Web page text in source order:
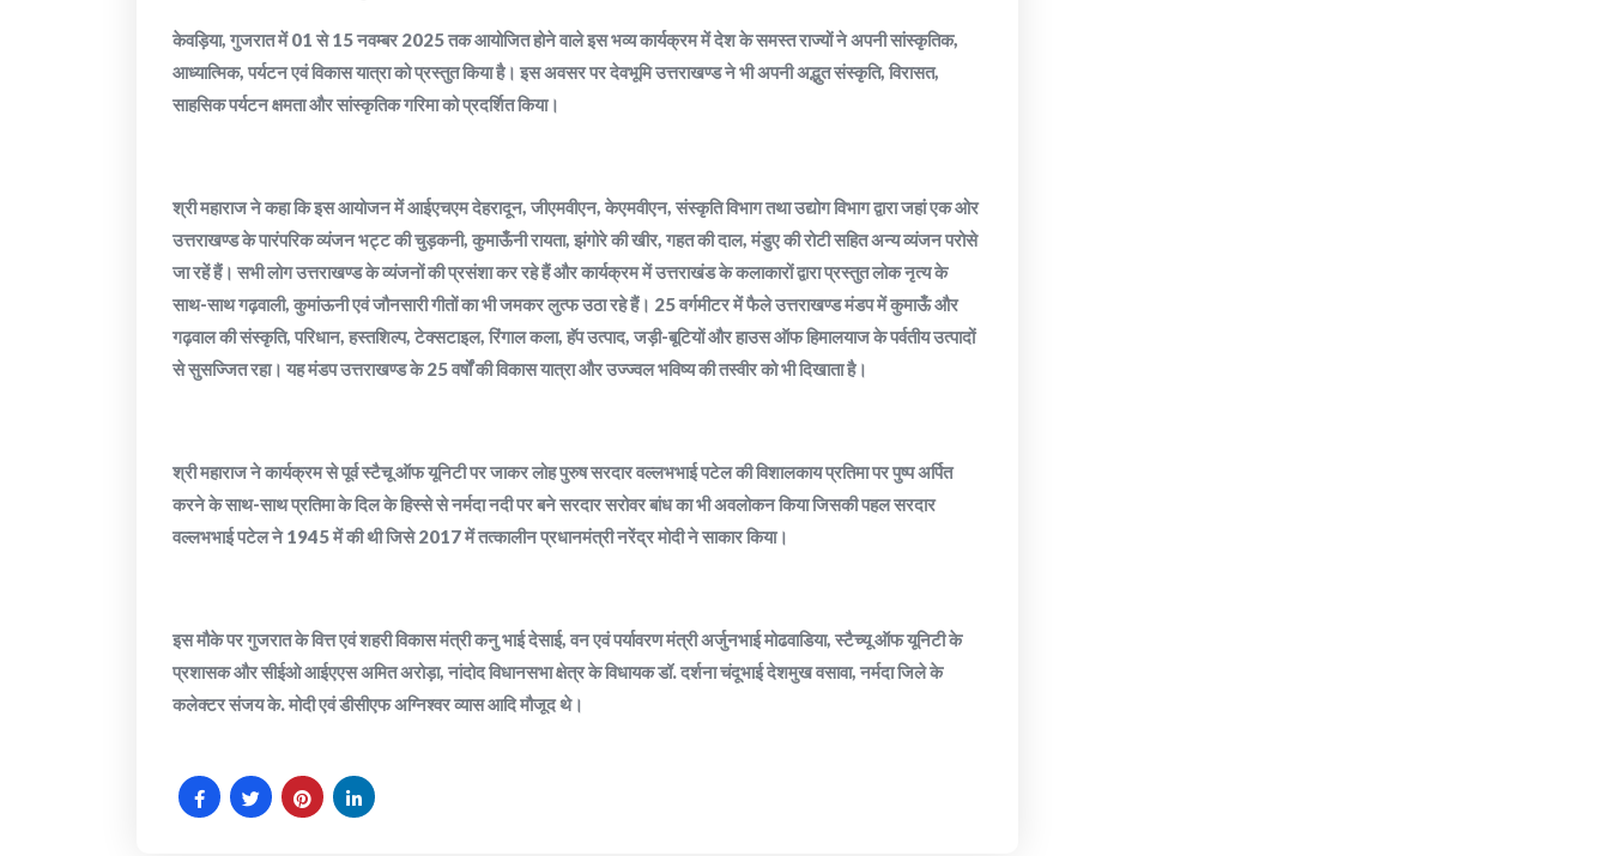
केवड़िया, गुजरात में 01 से 15 नवम्बर 2025 तक आयोजित होने वाले इस भव्य कार्यक्रम में देश के समस्त राज्यों ने अपनी सांस्कृतिक,
आध्यात्मिक, पर्यटन एवं विकास यात्रा को प्रस्तुत किया है। इस अवसर पर देवभूमि उत्तराखण्ड ने भी अपनी अद्भुत संस्कृति, विरासत,
साहसिक पर्यटन क्षमता और सांस्कृतिक गरिमा को प्रदर्शित किया।
श्री महाराज ने कहा कि इस आयोजन में आईएचएम देहरादून, जीएमवीएन, केएमवीएन, संस्कृति विभाग तथा उद्योग विभाग द्वारा जहां एक ओर
उत्तराखण्ड के पारंपरिक व्यंजन भट्ट की चुड़कनी, कुमाऊँनी रायता, झंगोरे की खीर, गहत की दाल, मंडुए की रोटी सहित अन्य व्यंजन परोसे
जा रहें हैं। सभी लोग उत्तराखण्ड के व्यंजनों की प्रसंशा कर रहे हैं और कार्यक्रम में उत्तराखंड के कलाकारों द्वारा प्रस्तुत लोक नृत्य के
साथ-साथ गढ़वाली, कुमांऊनी एवं जौनसारी गीतों का भी जमकर लुत्फ उठा रहे हैं। 25 वर्गमीटर में फैले उत्तराखण्ड मंडप में कुमाऊँ और
गढ़वाल की संस्कृति, परिधान, हस्तशिल्प, टेक्सटाइल, रिंगाल कला, हॅप उत्पाद, जड़ी-बूटियों और हाउस ऑफ हिमालयाज के पर्वतीय उत्पादों
से सुसज्जित रहा। यह मंडप उत्तराखण्ड के 25 वर्षों की विकास यात्रा और उज्ज्वल भविष्य की तस्वीर को भी दिखाता है।
श्री महाराज ने कार्यक्रम से पूर्व स्टैचू ऑफ यूनिटी पर जाकर लोह पुरुष सरदार वल्लभभाई पटेल की विशालकाय प्रतिमा पर पुष्प अर्पित
करने के साथ-साथ प्रतिमा के दिल के हिस्से से नर्मदा नदी पर बने सरदार सरोवर बांध का भी अवलोकन किया जिसकी पहल सरदार
वल्लभभाई पटेल ने 1945 में की थी जिसे 2017 में तत्कालीन प्रधानमंत्री नरेंद्र मोदी ने साकार किया।
इस मौके पर गुजरात के वित्त एवं शहरी विकास मंत्री कनु भाई देसाई, वन एवं पर्यावरण मंत्री अर्जुनभाई मोढवाडिया, स्टैच्यू ऑफ यूनिटी के
प्रशासक और सीईओ आईएएस अमित अरोड़ा, नांदोद विधानसभा क्षेत्र के विधायक डॉ. दर्शना चंदूभाई देशमुख वसावा, नर्मदा जिले के
कलेक्टर संजय के. मोदी एवं डीसीएफ अग्निश्वर व्यास आदि मौजूद थे।